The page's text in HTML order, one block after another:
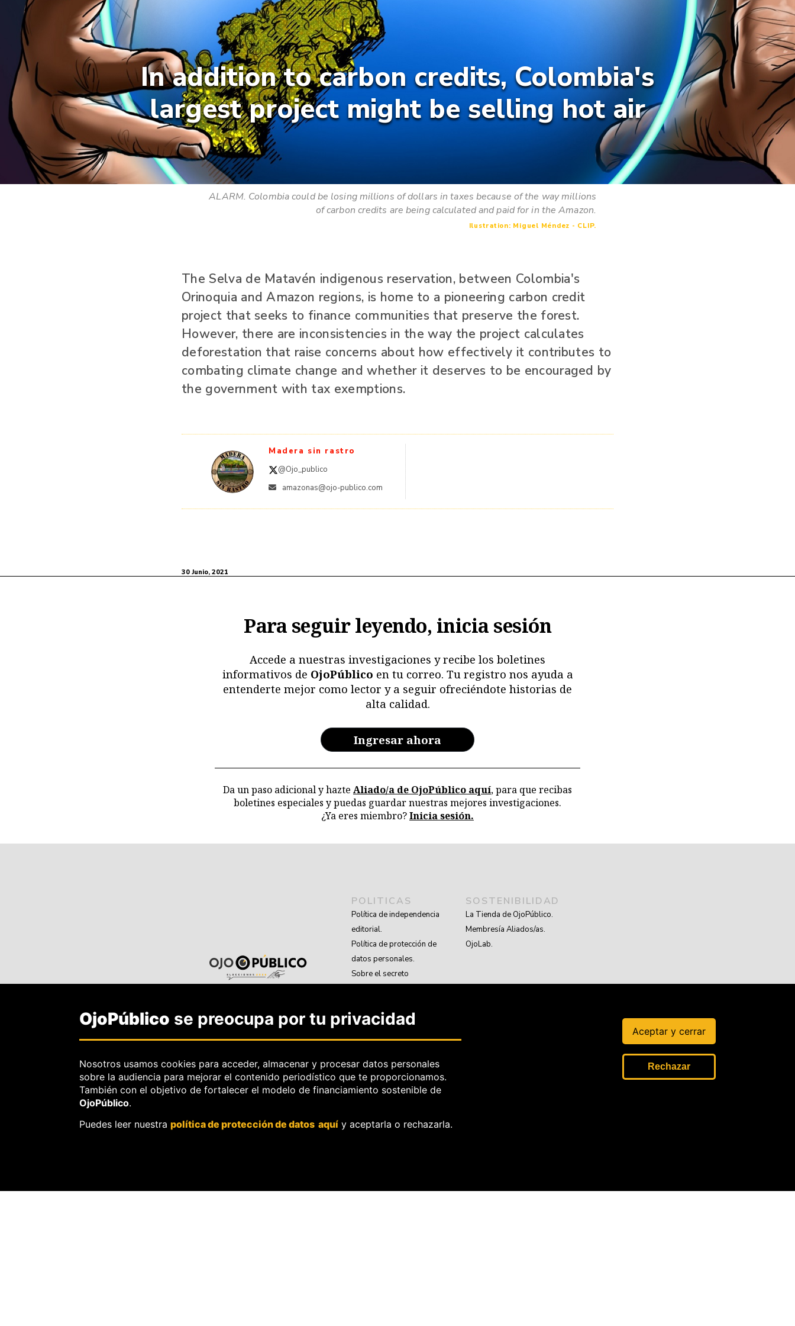
In addition to carbon credits, Colombia's
largest project might be selling hot air
ALARM. Colombia could be losing millions of dollars in taxes because of the way millions
of carbon credits are being calculated and paid for in the Amazon.
Ilustration: Miguel Méndez - CLIP.
The Selva de Matavén indigenous reservation, between Colombia's
Orinoquia and Amazon regions, is home to a pioneering carbon credit
project that seeks to finance communities that preserve the forest.
However, there are inconsistencies in the way the project calculates
deforestation that raise concerns about how effectively it contributes to
combating climate change and whether it deserves to be encouraged by
the government with tax exemptions.
Madera sin rastro
@Ojo_publico
amazonas@ojo-publico.com
30 Junio, 2021
Para seguir leyendo, inicia sesión
Accede a nuestras investigaciones y recibe los boletines
informativos de OjoPúblico en tu correo. Tu registro nos ayuda a
entenderte mejor como lector y a seguir ofreciéndote historias de
alta calidad.
Ingresar ahora
Da un paso adicional y hazte Aliado/a de OjoPúblico aquí, para que recibas
boletines especiales y puedas guardar nuestras mejores investigaciones.
¿Ya eres miembro?Inicia sesión.
POLITICAS
Política de independencia
editorial.
Política de protección de
datos personales.
Sobre el secreto
rectificación.
de corrección.
Sobre libertad de
información frente a
contenidos.
SOSTENIBILIDAD
La Tienda de OjoPúblico.
Membresía Aliados/as.
OjoLab.
OjoPúblico se preocupa por tu privacidad
Nosotros usamos cookies para acceder, almacenar y procesar datos personales
sobre la audiencia para mejorar el contenido periodístico que te proporcionamos.
También con el objetivo de fortalecer el modelo de financiamiento sostenible de
OjoPúblico.
Puedes leer nuestrapolítica de protección de datos aquí y aceptarla o rechazarla.
Aceptar y cerrar
Rechazar